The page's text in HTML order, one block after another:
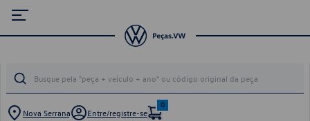
Nova Serrana Entre/registre-se
0